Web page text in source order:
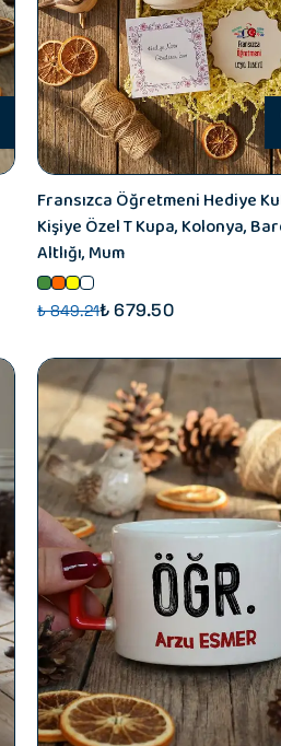
Fransızca Öğretmeni Hediye
Kişiye Özel T Kupa, Kolonya,
Altlığı, Mum
₺ 849.21₺ 679.50